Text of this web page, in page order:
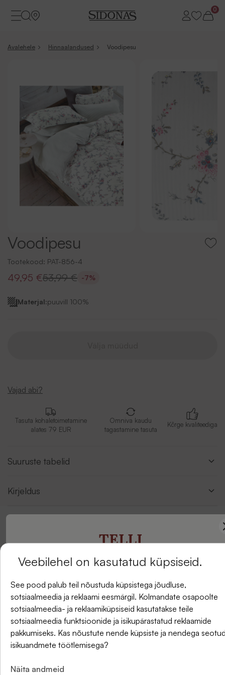
0
Avalehele Hinnaalandused Voodipesu
Voodipesu
Tootekood: PAT-856-4
49,95 €53,99 € -7%
Materjal:puuvill 100%
Vajad abi?
Tasuta kohaletoimetamine
alates 79 EUR
Omniva kaudu
tagastamine tasuta
Kõrge kvaliteediga
Suuruste tabelid
Kirjeldus
Arvustused
Olge esimene, kes sellele tootele arvustuse annab. Teie
TELLI
UUDISKIRI
ja saate -5% allahindlust oma esimesest tellimusest.
E-post
Veebilehel on kasutatud küpsiseid.
See pood palub teil nõustuda küpsistega jõudluse,
sotsiaalmeedia ja reklaami eesmärgil. Kolmandate osapoolte
sotsiaalmeedia- ja reklaamiküpsiseid kasutatakse teile
sotsiaalmeedia funktsioonide ja isikupärastatud reklaamide
pakkumiseks. Kas nõustute nende küpsiste ja nendega
isikuandmete töötlemisega?
Näita andmeid